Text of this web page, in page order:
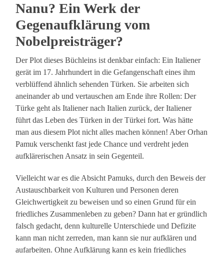
Nanu? Ein Werk der
Gegenaufklärung vom
Nobelpreisträger?
Der Plot dieses Büchleins ist denkbar einfach: Ein Italiener
gerät im 17. Jahrhundert in die Gefangenschaft eines ihm
verblüffend ähnlich sehenden Türken. Sie arbeiten sich
aneinander ab und vertauschen am Ende ihre Rollen: Der
Türke geht als Italiener nach Italien zurück, der Italiener
führt das Leben des Türken in der Türkei fort. Was hätte
man aus diesem Plot nicht alles machen können! Aber Orhan
Pamuk verschenkt fast jede Chance und verdreht jeden
aufklärerischen Ansatz in sein Gegenteil.
Vielleicht war es die Absicht Pamuks, durch den Beweis der
Austauschbarkeit von Kulturen und Personen deren
Gleichwertigkeit zu beweisen und so einen Grund für ein
friedliches Zusammenleben zu geben? Dann hat er gründlich
falsch gedacht, denn kulturelle Unterschiede und Defizite
kann man nicht zerreden, man kann sie nur aufklären und
aufarbeiten. Ohne Aufklärung kann es kein friedliches